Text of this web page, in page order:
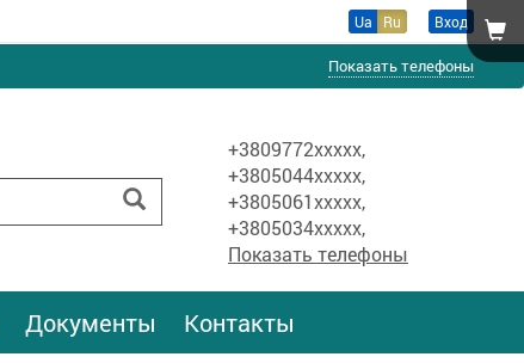
Ua Ru Вход
Показать телефоны
+3809772xxxxx,
+3805044xxxxx,
+3805061xxxxx,
+3805034xxxxx,
Показать телефоны
Документы Контакты